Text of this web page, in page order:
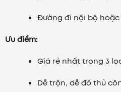
Đường đi nội bộ
Ưu điểm:
Giá rẻ nhất trong 3
Dễ trộn, dễ đổ thủ